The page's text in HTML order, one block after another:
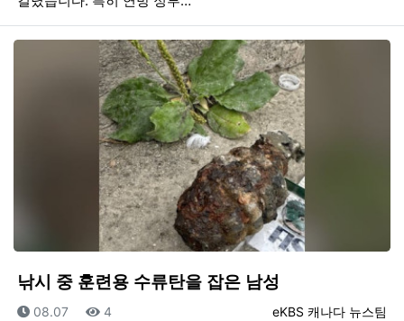
낚시 중 훈련용 수류탄을 잡은 남성
등록자
eKBS 캐나다 뉴스팀
등록일
08.07 조회
4